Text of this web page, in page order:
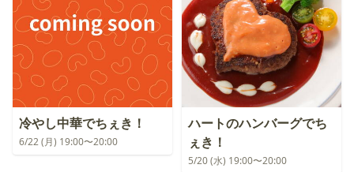
冷やし中華でちぇき！
6/22 (月) 19:00〜20:00
ハートのハンバーグでち
ぇき！
5/20 (水) 19:00〜20:00